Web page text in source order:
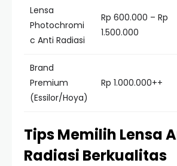
Lensa
Photochromi
c Anti Radiasi
Rp 600.000 – Rp
1.500.000
Brand
Premium
(Essilor/Hoya)
Rp 1.000.000++
Tips Memilih Lensa
Radiasi Berkualitas